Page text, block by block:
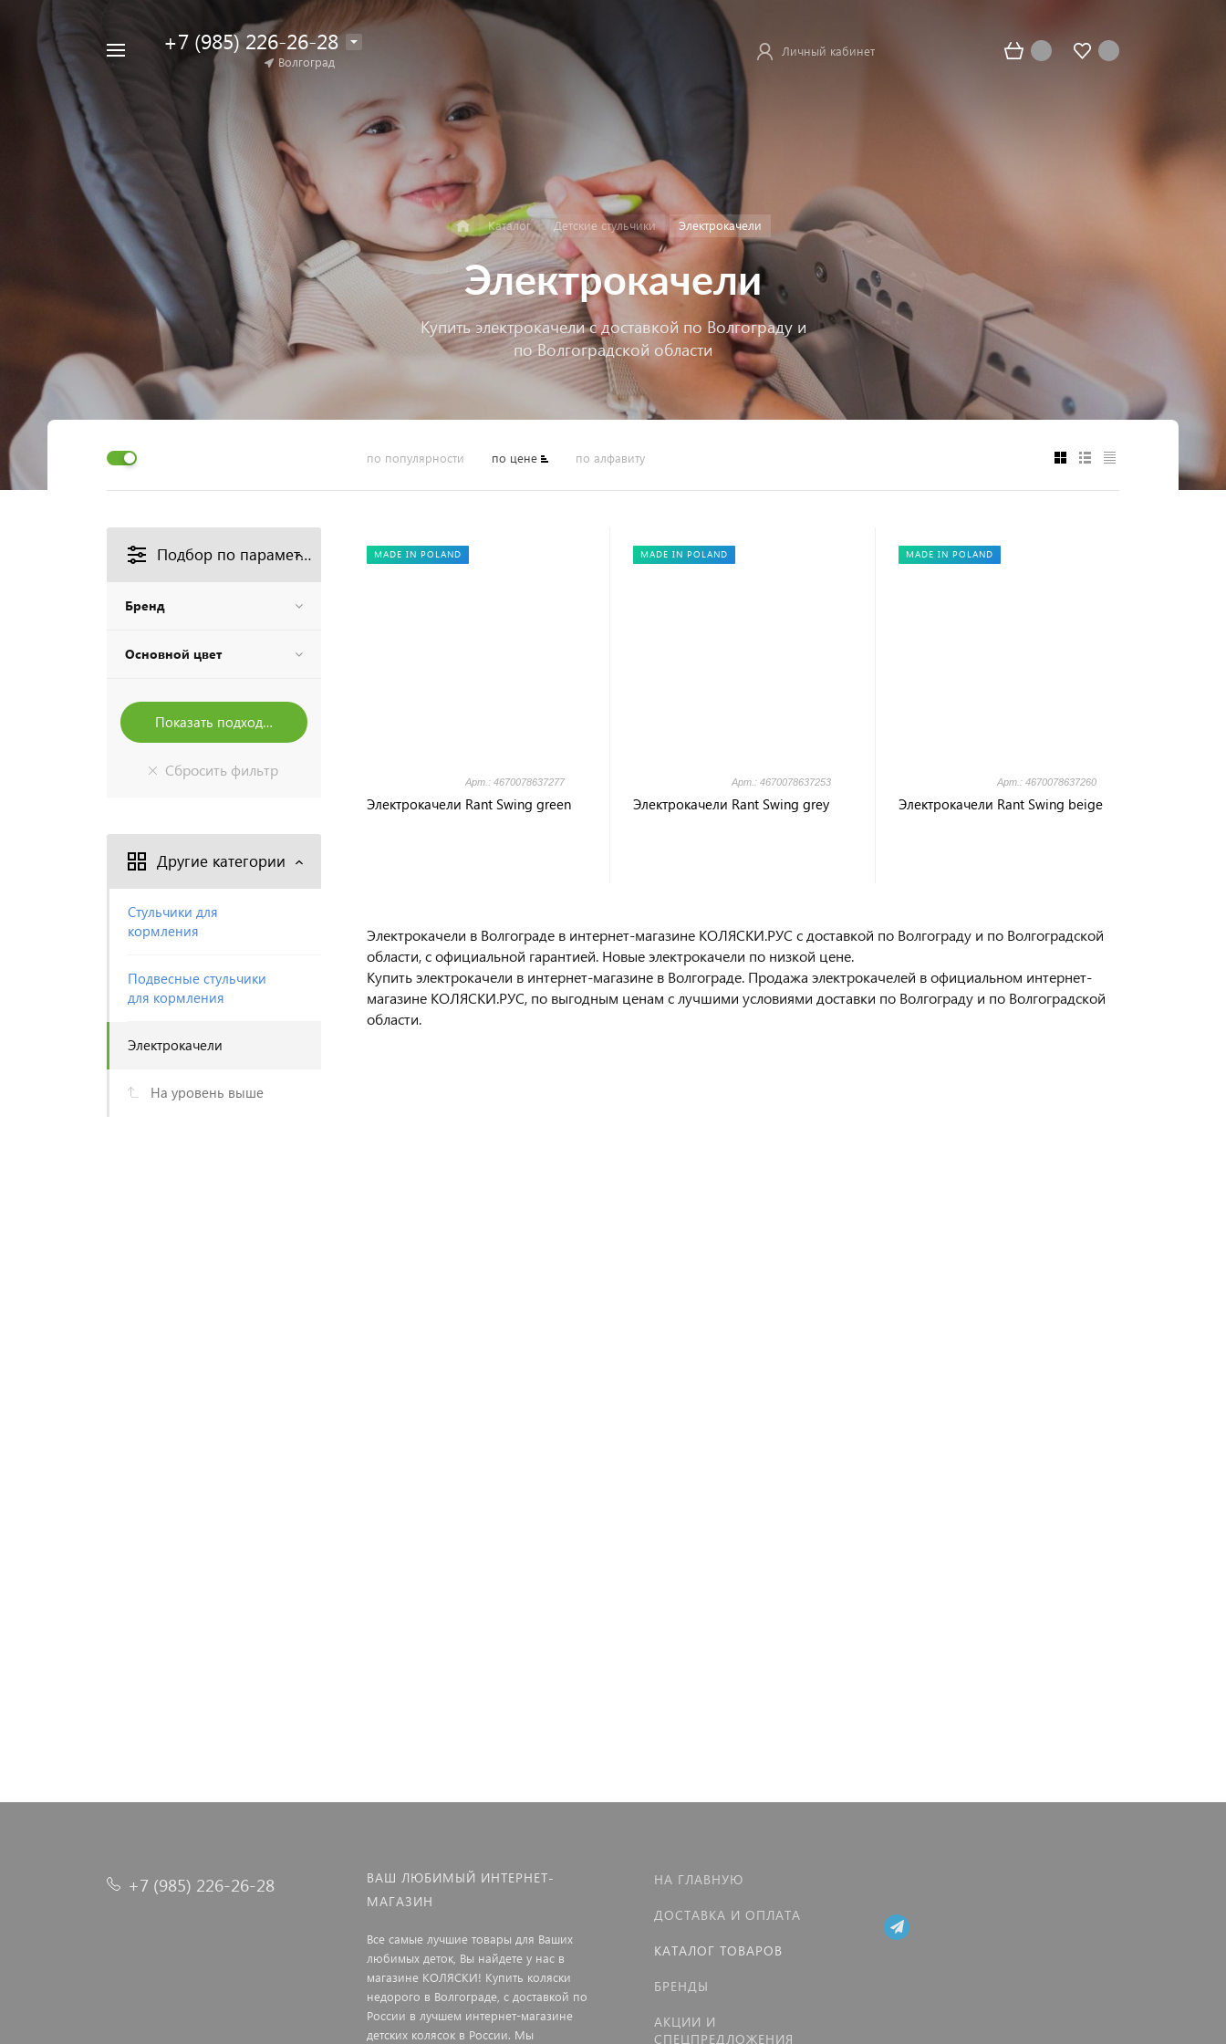
в каталоге
Например,
коляска
двойни
+7 (985) 226-26-28
Волгоград
Личный кабинет
Каталог Детские стульчики Электрокачели
Электрокачели
Купить электрокачели с доставкой по Волгограду и
по Волгоградской области
по популярности по цене по алфавиту
Подбор по параметрам
Бренд
Основной цвет
Другие категории
Стульчики для
кормления
Подвесные стульчики
для кормления
Электрокачели
На уровень выше
MADE IN POLAND
Арт.: 4670078637277
Электрокачели Rant Swing green
MADE IN POLAND
Арт.: 4670078637253
Электрокачели Rant Swing grey
MADE IN POLAND
Арт.: 4670078637260
Электрокачели Rant Swing beige
Электрокачели в Волгограде в интернет-магазине КОЛЯСКИ.РУС с доставкой по Волгограду и по Волгоградской
области, с официальной гарантией. Новые электрокачели по низкой цене.
Купить электрокачели в интернет-магазине в Волгограде. Продажа электрокачелей в официальном интернет-
магазине КОЛЯСКИ.РУС, по выгодным ценам с лучшими условиями доставки по Волгограду и по Волгоградской
области.
+7 (985) 226-26-28
ВАШ ЛЮБИМЫЙ ИНТЕРНЕТ-
МАГАЗИН
Все самые лучшие товары для Ваших
любимых деток, Вы найдете у нас в
магазине КОЛЯСКИ! Купить коляски
недорого в Волгограде, с доставкой по
России в лучшем интернет-магазине
детских колясок в России. Мы
НА ГЛАВНУЮ
ДОСТАВКА И ОПЛАТА
КАТАЛОГ ТОВАРОВ
БРЕНДЫ
АКЦИИ И
СПЕЦПРЕДЛОЖЕНИЯ